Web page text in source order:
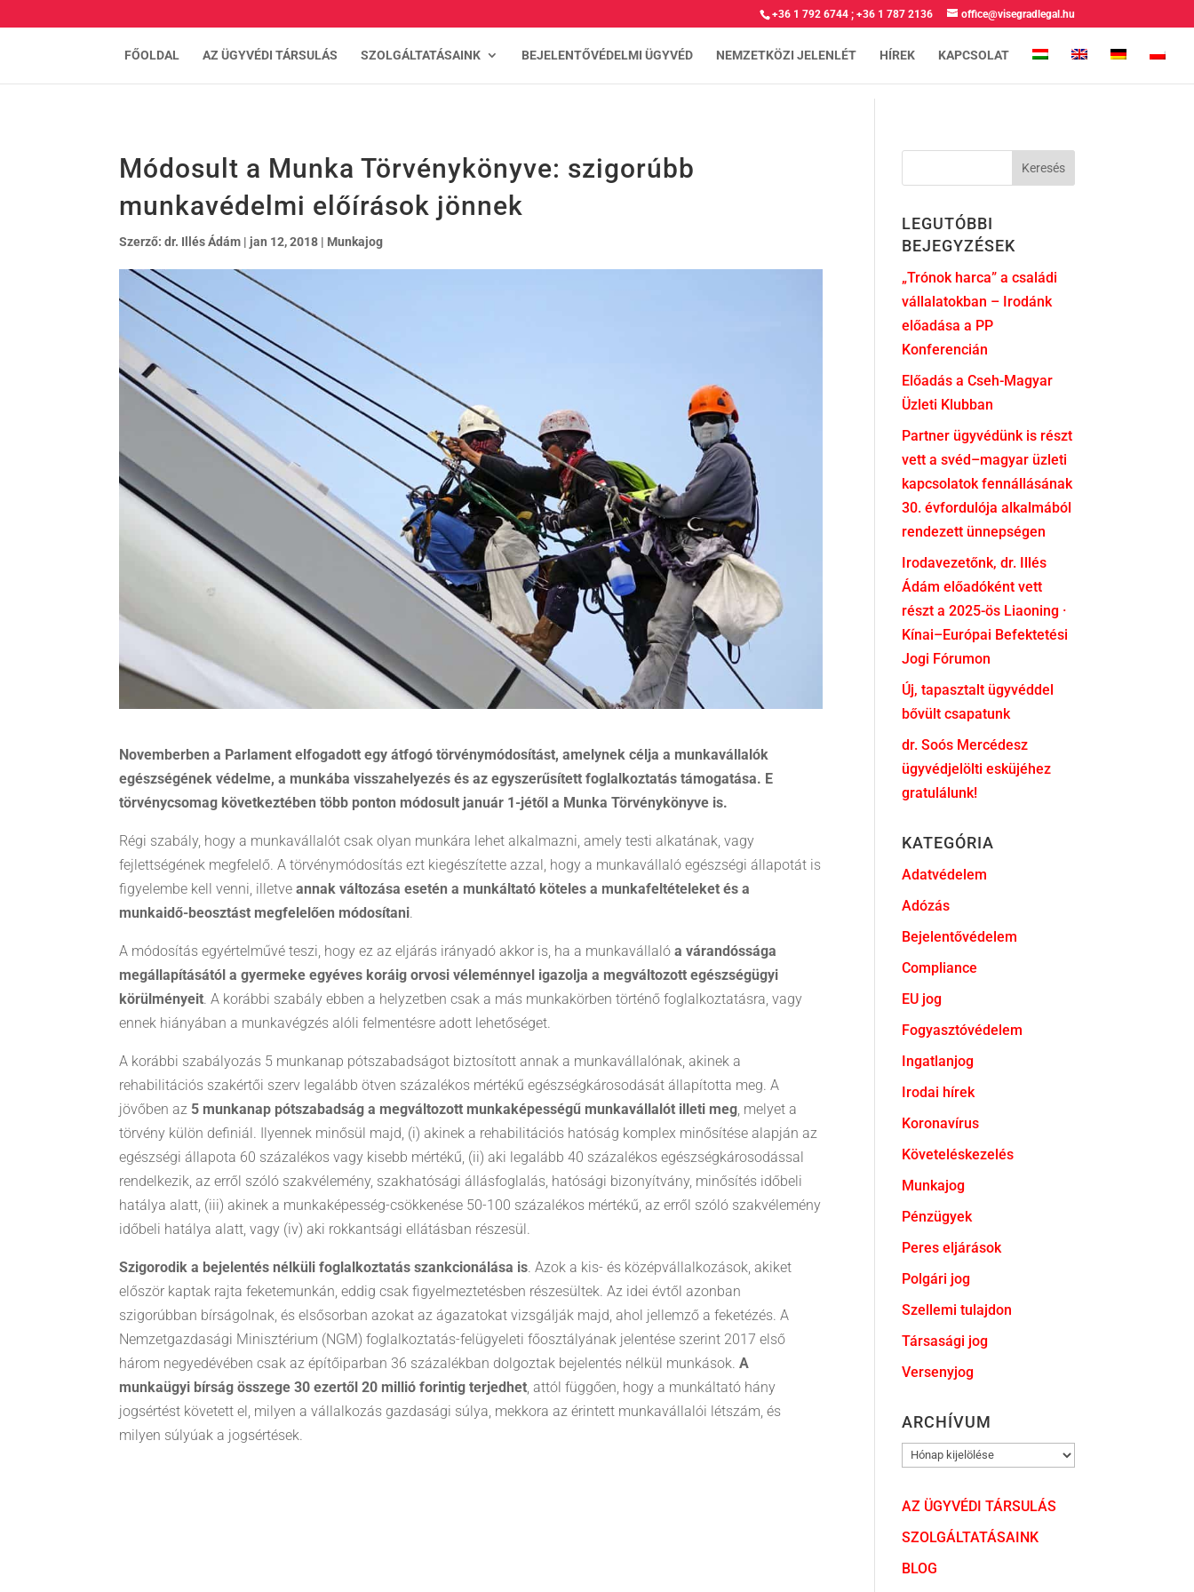
+36 1 792 6744; +36 1 787 2136 office@visegradlegal.hu
FŐOLDAL AZ ÜGYVÉDI TÁRSULÁS SZOLGÁLTATÁSAINK BEJELENTŐVÉDELMI ÜGYVÉD NEMZETKÖZI JELENLÉT HÍREK KAPCSOLAT
Módosult a Munka Törvénykönyve: szigorúbb
munkavédelmi előírások jönnek
Szerző:dr. Illés Ádám | jan 12, 2018 | Munkajog
Novemberben a Parlament elfogadott egy átfogó törvénymódosítást, amelynek célja a munkavállalók
egészségének védelme, a munkába visszahelyezés és az egyszerűsített foglalkoztatás támogatása. E
törvénycsomag következtében több ponton módosult január 1-jétől a Munka Törvénykönyve is.
Régi szabály, hogy a munkavállalót csak olyan munkára lehet alkalmazni, amely testi alkatának, vagy
fejlettségének megfelelő. A törvénymódosítás ezt kiegészítette azzal, hogy a munkavállaló egészségi állapotát is
figyelembe kell venni, illetveannak változása esetén a munkáltató köteles a munkafeltételeket és a
munkaidő-beosztást megfelelően módosítani.
A módosítás egyértelművé teszi, hogy ez az eljárás irányadó akkor is, ha a munkavállalóa várandóssága
megállapításától a gyermeke egyéves koráig orvosi véleménnyel igazolja a megváltozott egészségügyi
körülményeit. A korábbi szabály ebben a helyzetben csak a más munkakörben történő foglalkoztatásra, vagy
ennek hiányában a munkavégzés alóli felmentésre adott lehetőséget.
A korábbi szabályozás 5 munkanap pótszabadságot biztosított annak a munkavállalónak, akinek a
rehabilitációs szakértői szerv legalább ötven százalékos mértékű egészségkárosodását állapította meg. A
jövőben az 5 munkanap pótszabadság a megváltozott munkaképességű munkavállalót illeti meg , melyet a
törvény külön definiál. Ilyennek minősül majd, (i) akinek a rehabilitációs hatóság komplex minősítése alapján az
egészségi állapota 60 százalékos vagy kisebb mértékű, (ii) aki legalább 40 százalékos egészségkárosodással
rendelkezik, az erről szóló szakvélemény, szakhatósági állásfoglalás, hatósági bizonyítvány, minősítés időbeli
hatálya alatt, (iii) akinek a munkaképesség-csökkenése 50-100 százalékos mértékű, az erről szóló szakvélemény
időbeli hatálya alatt, vagy (iv) aki rokkantsági ellátásban részesül.
Szigorodik a bejelentés nélküli foglalkoztatás szankcionálása is. Azok a kis- és középvállalkozások, akiket
először kaptak rajta feketemunkán, eddig csak figyelmeztetésben részesültek. Az idei évtől azonban
szigorúbban bírságolnak, és elsősorban azokat az ágazatokat vizsgálják majd, ahol jellemző a feketézés. A
Nemzetgazdasági Minisztérium (NGM) foglalkoztatás-felügyeleti főosztályának jelentése szerint 2017 első
három negyedévében csak az építőiparban 36 százalékban dolgoztak bejelentés nélkül munkások.A
munkaügyi bírság összege 30 ezertől 20 millió forintig terjedhet , attól függően, hogy a munkáltató hány
jogsértést követett el, milyen a vállalkozás gazdasági súlya, mekkora az érintett munkavállalói létszám, és
milyen súlyúak a jogsértések.
LEGUTÓBBI
BEJEGYZÉSEK
„Trónok harca” a családi
vállalatokban – Irodánk
előadása a PP
Konferencián
Előadás a Cseh-Magyar
Üzleti Klubban
Partner ügyvédünk is részt
vett a svéd–magyar üzleti
kapcsolatok fennállásának
30. évfordulója alkalmából
rendezett ünnepségen
Irodavezetőnk, dr. Illés
Ádám előadóként vett
részt a 2025-ös Liaoning ·
Kínai–Európai Befektetési
Jogi Fórumon
Új, tapasztalt ügyvéddel
bővült csapatunk
dr. Soós Mercédesz
ügyvédjelölti esküjéhez
gratulálunk!
KATEGÓRIA
Adatvédelem
Adózás
Bejelentővédelem
Compliance
EU jog
Fogyasztóvédelem
Ingatlanjog
Irodai hírek
Koronavírus
Követeléskezelés
Munkajog
Pénzügyek
Peres eljárások
Polgári jog
Szellemi tulajdon
Társasági jog
Versenyjog
ARCHÍVUM
ARCHÍVUM
AZ ÜGYVÉDI TÁRSULÁS
SZOLGÁLTATÁSAINK
BLOG